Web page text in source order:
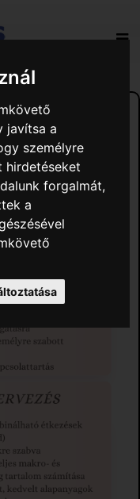
javítsa a
személyre
forgalmát,
a